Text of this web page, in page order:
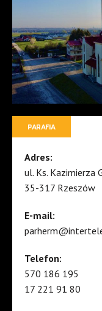
PARAFIA
Adres:
ul. Ks. Kazimierza
35-317 Rzeszów
E-mail:
Telefon:
570 186 195
17 221 91 80